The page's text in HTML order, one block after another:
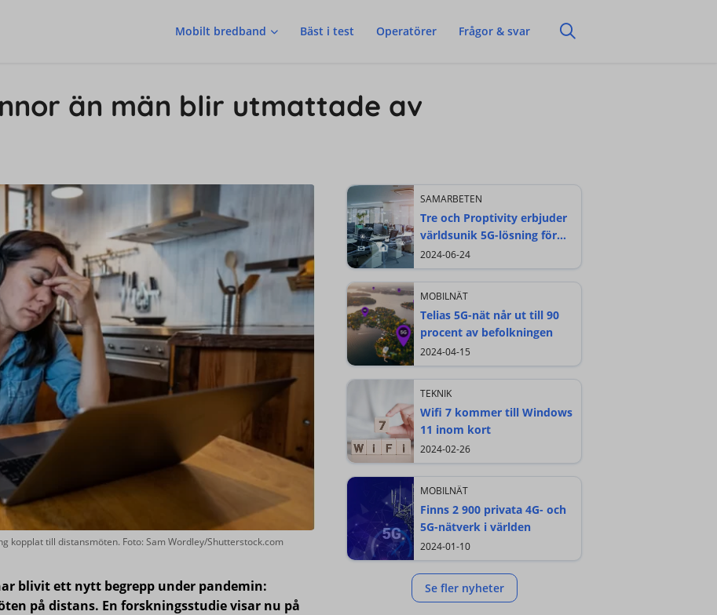
Mobilt bredband Bäst i test Operatörer Frågor & svar
än män blir utmattade av
kopplat till distansmöten. Foto: Sam Wordley/Shutterstock.com
blivit ett nytt begrepp under pandemin:
på distans. En forskningsstudie visar nu på
SAMARBETEN
Tre och Proptivity erbjuder
världsunik 5G-lösning för
bättre täckning inomhus
2024-06-24
MOBILNÄT
Telias 5G-nät når ut till 90
procent av befolkningen
2024-04-15
TEKNIK
Wifi 7 kommer till Windows
11 inom kort
2024-02-26
MOBILNÄT
Finns 2 900 privata 4G- och
5G-nätverk i världen
2024-01-10
Se fler nyheter